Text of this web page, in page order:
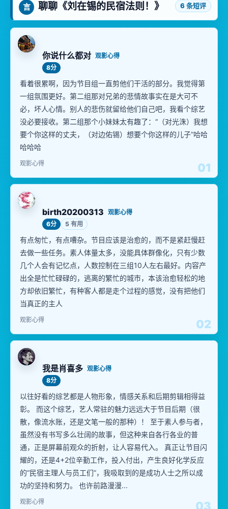
言 聊聊《刘在锡的民宿法则！》 6 条短评
01
你说什么都对 观影心得
8分
看着很累啊，因为节目组一直剪他们干活的部分。我觉得第
一组氛围更好。第二组那对兄弟的悲情故事实在是大可不
必，坏人心情。别人的悲伤就留给他们自己吧，我看个综艺
没必要接收。第二组那个小妹妹太有趣了：“（对光洙）我想
要个你这样的丈夫，（对边佑锡）想要个你这样的儿子”哈哈
哈哈哈
观影心得
02
birth20200313 观影心得
6分
5 有用
有点匆忙，有点嘈杂。节目应该是治愈的，而不是紧赶慢赶
去做一些任务。素人体量太多，没能具体群像化，只有少数
几个人会有记忆点，人数控制在三组10人左右最好。内容产
出全是忙忙碌碌的，逃离的繁忙的城市，本该治愈轻松的地
方却依旧繁忙，有种客人都是走个过程的感觉，没有把他们
当真正的主人
观影心得
03
我是肖喜多 观影心得
8分
以往好看的综艺都是人物形象，情感关系和后期剪辑相得益
彰。 而这个综艺，艺人常驻的魅力远远大于节目后期（很
散，像流水账，还是文笔一般的那种）！ 至于素人参与者，
虽然没有书写多么壮阔的故事，但这种来自各行各业的普
通，正是屏幕前观众的折射，让人容易代入。 真正让节目闪
耀的，还是4+2位辛勤工作，投入付出，产生良好化学反应
的“民宿主理人与员工们”，我吸取到的是成功人士之所以成
功的坚持和努力。 也许前路漫漫...
观影心得